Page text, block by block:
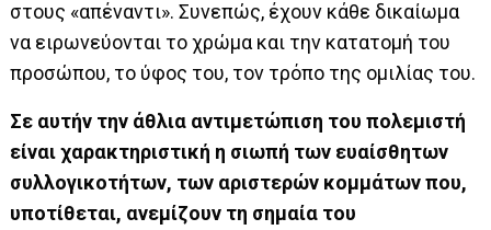
στους «απέναντι». Συνεπώς, έχουν κάθε δικαίωμα
να ειρωνεύονται το χρώμα και την κατατομή του
προσώπου, το ύφος του, τον τρόπο της ομιλίας του.
Σε αυτήν την άθλια αντιμετώπιση του πολεμιστή
είναι χαρακτηριστική η σιωπή των ευαίσθητων
συλλογικοτήτων, των αριστερών κομμάτων που,
υποτίθεται, ανεμίζουν τη σημαία του